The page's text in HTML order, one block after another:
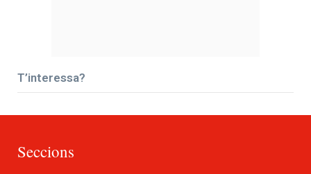
T’interessa?
Seccions